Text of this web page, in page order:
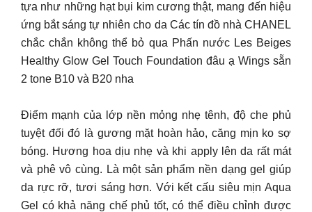
tựa như những hạt bụi kim cương thật, mang đến hiệu
ứng bắt sáng tự nhiên cho da Các tín đồ nhà CHANEL
chắc chắn không thể bỏ qua Phấn nước Les Beiges
Healthy Glow Gel Touch Foundation đâu ạ Wings sẵn
2 tone B10 và B20 nha
Điểm mạnh của lớp nền mỏng nhẹ tênh, độ che phủ
tuyệt đối đó là gương mặt hoàn hảo, căng mịn ko sợ
bóng. Hương hoa dịu nhẹ và khi apply lên da rất mát
và phê vô cùng. Là một sản phẩm nền dạng gel giúp
da rực rỡ, tươi sáng hơn. Với kết cấu siêu mịn Aqua
Gel có khả năng chế phủ tốt, có thể điều chỉnh được